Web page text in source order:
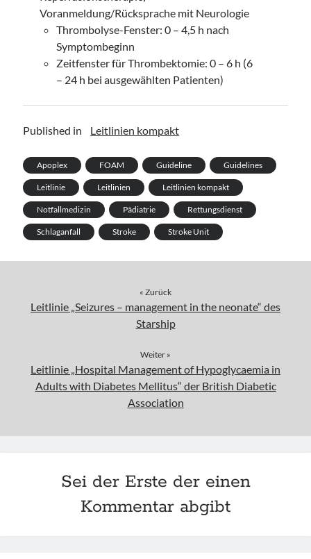
Voranmeldung/Rücksprache mit Neurologie
Thrombolyse-Fenster: 0 – 4,5 h nach
Symptombeginn
Zeitfenster für Thrombektomie: 0 – 6 h (6
– 24 h bei ausgewählten Patienten)
Published in Leitlinien kompakt
Apoplex FOAM Guideline Guidelines
Leitlinie Leitlinien Leitlinien kompakt
Notfallmedizin Pädiatrie Rettungsdienst
Schlaganfall Stroke Stroke Unit
« Zurück
Leitlinie „Seizures – management in the neonate“ des
Starship
Weiter »
Leitlinie „Hospital Management of Hypoglycaemia in
Adults with Diabetes Mellitus“ der British Diabetic
Association
Sei der Erste der einen
Kommentar abgibt